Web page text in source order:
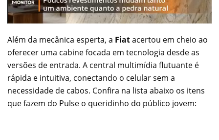
Além da mecânica esperta, a Fiatacertou em cheio ao
oferecer uma cabine focada em tecnologia desde as
versões de entrada. A central multimídia flutuante é
rápida e intuitiva, conectando o celular sem a
necessidade de cabos. Confira na lista abaixo os itens
que fazem do Pulse o queridinho do público jovem: